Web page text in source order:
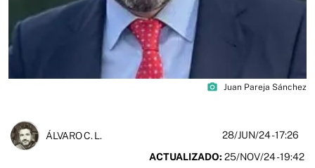
photo_camera Juan Pareja Sánchez
ÁLVARO C. L. 28/JUN/24- 17:26
ACTUALIZADO: 25/NOV/24 - 19:42